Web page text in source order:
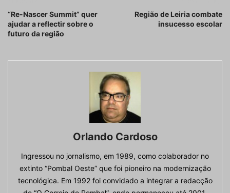
“Re-Nascer Summit” quer
ajudar a reflectir sobre o
futuro da região
Região de Leiria combate
insucesso escolar
Orlando Cardoso
Ingressou no jornalismo, em 1989, como colaborador no
extinto “Pombal Oeste” que foi pioneiro na modernização
tecnológica. Em 1992 foi convidado a integrar a redacção